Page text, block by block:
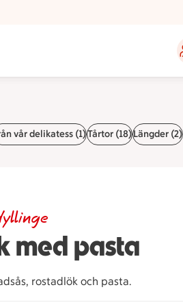
vår delikatess (1)Tårtor (18)Längder (2)
med pasta
rostadlök och pasta.